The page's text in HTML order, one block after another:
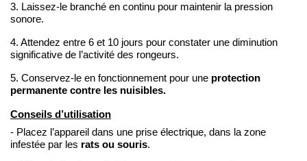
3. Laissez-le branché en continu pour maintenir la pression
sonore.
4. Attendez entre 6 et 10 jours pour constater une diminution
significative de l’activité des rongeurs.
5. Conservez-le en fonctionnement pour une protection
permanente contre les nuisibles.
Conseils d’utilisation
- Placez l’appareil dans une prise électrique, dans la zone
infestée par les rats ou souris.